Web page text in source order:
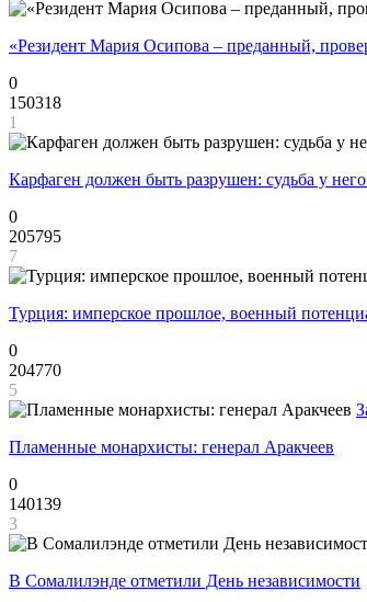
«Резидент Мария Осипова – преданный,
0
150318
1
Карфаген должен быть разрушен: судьба у него
0
205795
7
Турция: имперское прошлое, военный
0
204770
5
Пламенные монархисты: генерал Аракчеев
0
140139
3
В Сомалилэнде отметили День независимости